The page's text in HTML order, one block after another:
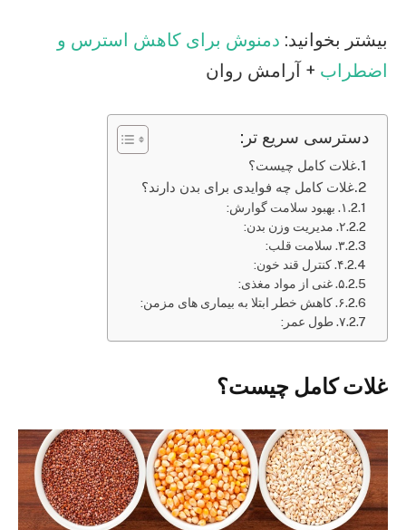
بیشتر بخوانید: دمنوش برای کاهش استرس و
اضطراب + آرامش روان
دسترسی سریع تر:
غلات کامل چیست؟
غلات کامل چه فوایدی برای بدن دارند؟
۱. بهبود سلامت گوارش:
۲. مدیریت وزن بدن:
۳. سلامت قلب:
۴. کنترل قند خون:
۵. غنی از مواد مغذی:
۶. کاهش خطر ابتلا به بیماری های مزمن:
۷. طول عمر:
غلات کامل چیست؟